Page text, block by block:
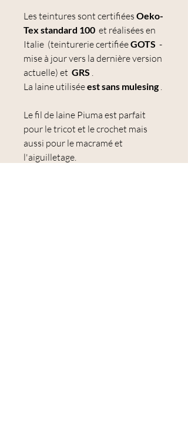
Les teintures sont certifiées Oeko-
Tex standard 100 et réalisées en
Italie (teinturerie certifiéeGOTS -
mise à jour vers la dernière version
actuelle) et GRS .
La laine utiliséeestsans mulesing .
Le fil de laine Piuma est parfait
pour le tricot et le crochet mais
aussi pour le macramé et
l'aiguilletage.